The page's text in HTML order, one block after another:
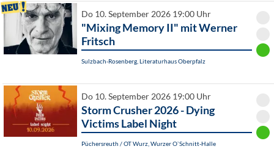
Do 10. September 2026 19:00 Uhr
"Mixing Memory II" mit Werner
Fritsch
Sulzbach-Rosenberg, Literaturhaus Oberpfalz
Do 10. September 2026 19:00 Uhr
Storm Crusher 2026 - Dying
Victims Label Night
Püchersreuth / OT Wurz, Wurzer O`Schnitt-Halle